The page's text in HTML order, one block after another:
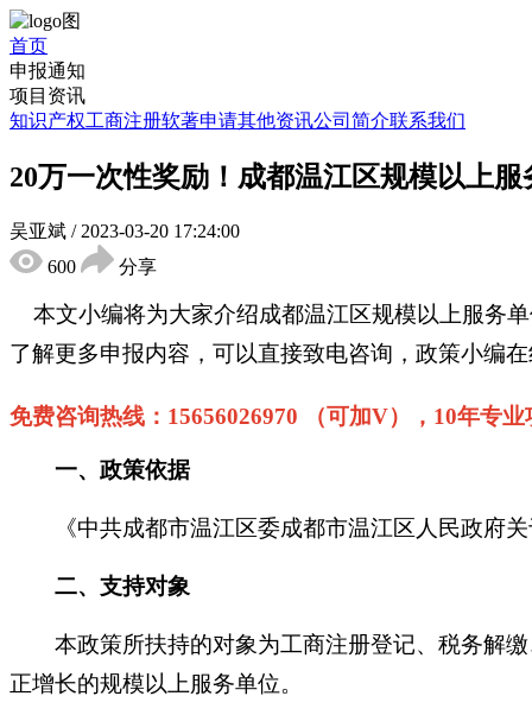
首页
申报通知
项目资讯
知识产权工商注册软著申请其他资讯公司简介联系我们
20万一次性奖励！成都温江区规模以上
吴亚斌 / 2023-03-20 17:24:00
600
分享
本文小编将为大家介绍成都温江区规模以上服务
了解更多申报内容，可以直接致电咨询，政策小编
免费咨询热线： 15656026970 （可加V），10年专业
一、 政策依据
《中共成都市温江区委成都市温江区人民政府关
二、 支持对象
本政策所扶持的对象为工商注册登记、税务解缴
正增长的规模以上服务单位。